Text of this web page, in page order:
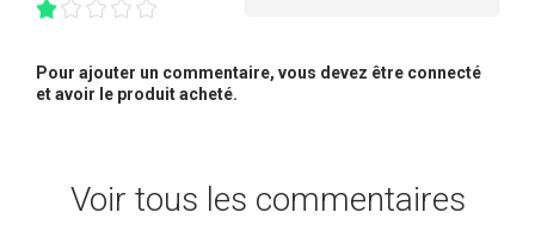
Pour ajouter un commentaire, vous devez être connecté
et avoir le produit acheté.
Voir tous les commentaires